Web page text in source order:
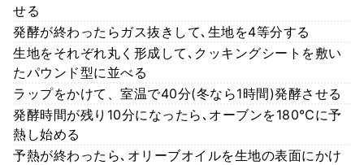
せる
発酵が終わったらガス抜きして､生地を4等分する
生地をそれぞれ丸く形成して､クッキングシートを敷い
たパウンド型に並べる
ラップをかけて、室温で40分(冬なら1時間)発酵させる
発酵時間が残り10分になったら､オーブンを180℃に予
熱し始める
予熱が終わったら､オリーブオイルを生地の表面にかけ